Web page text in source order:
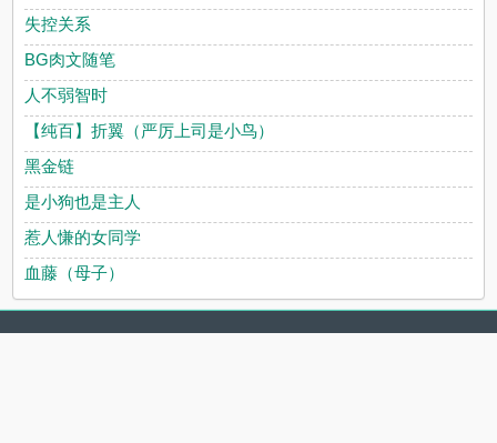
失控关系
BG肉文随笔
人不弱智时
【纯百】折翼（严厉上司是小鸟）
黑金链
是小狗也是主人
惹人慊的女同学
血藤（母子）